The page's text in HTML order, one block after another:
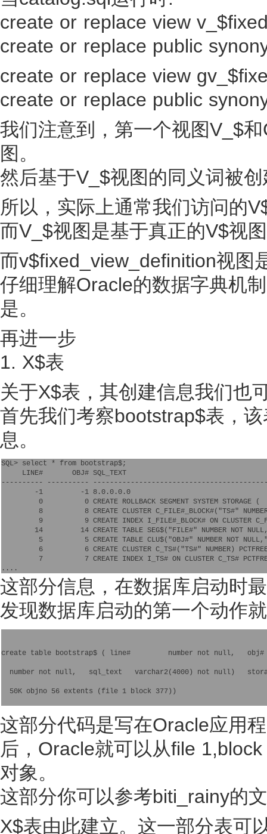
create or replace view
create or replace public
create or replace view
create or replace public
我们注意到，第一个视图V_$
图。
然后基于V_$视图的同义词被
所以，实际上通常我们访问的
而V_$视图是基于真正的V$视
而v$fixed_view_definition视图
仔细理解Oracle的数据字典机
是。
再进一步
1. X$表
关于X$表，其创建信息我们也
首先我们考察bootstrap$表，
息。
SQL> select * from bootstrap$;
     LINE#       OBJ# SQL_TEXT
---------- ----------
        -1         -1 8.0.0.0.0
0          0 CREATE ROLLBACK SEGMENT SYSTEM STORAGE (
8          8 CREATE CLUSTER C_FILE#_BLOCK#("TS#"
9          9 CREATE INDEX I_FILE#_BLOCK# ON CLUSTER
14         14 CREATE TABLE SEG$("FILE#" NUMBER NOT
5          5 CREATE TABLE CLU$("OBJ#" NUMBER NOT
6          6 CREATE CLUSTER C_TS#("TS#" NUMBER)
7          7 CREATE INDEX I_TS# ON CLUSTER C_TS#
这部分信息，在数据库启动时
发现数据库启动的第一个动作
create table bootstrap$ ( line#         number not null,   obj#
number not null,   sql_text   varchar2(4000) not null)
  50K objno 56 extents (file 1 block 377))
这部分代码是写在Oracle应用
后，Oracle就可以从file
对象。
这部分你可以参考biti_rainy的
X$表由此建立。这一部分表可